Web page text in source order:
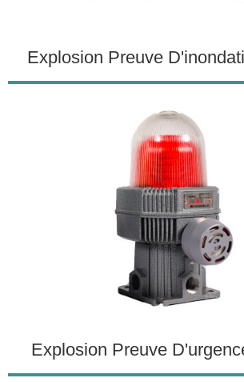
Explosion Preuve
Explosion Preuve